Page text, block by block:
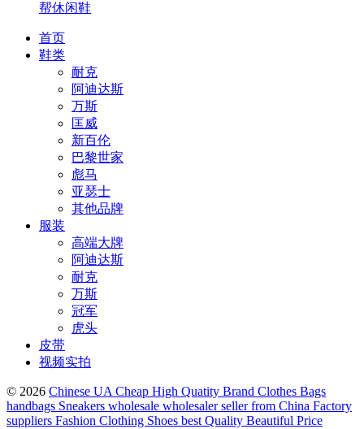
帮休闲鞋
首页
鞋类
耐克
阿迪达斯
万斯
匡威
新百伦
巴黎世家
彪马
亚瑟士
其他品牌
服装
高端大牌
阿迪达斯
耐克
万斯
冠军
虎头
皮带
视频实拍
© 2026 Chinese UA Cheap High Quatity Brand Clothes Bags
handbags Sneakers wholesale wholesaler seller from China Factory
suppliers Fashion Clothing Shoes best Quality Beautiful Price